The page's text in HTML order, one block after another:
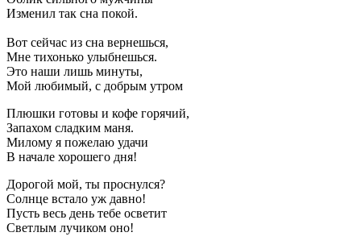
Изменил так сна покой.
Вот сейчас из сна вернешься,
Мне тихонько улыбнешься.
Это наши лишь минуты,
Мой любимый, с добрым утром
Плюшки готовы и кофе горячий,
Запахом сладким маня.
Милому я пожелаю удачи
В начале хорошего дня!
Дорогой мой, ты проснулся?
Солнце встало уж давно!
Пусть весь день тебе осветит
Светлым лучиком оно!